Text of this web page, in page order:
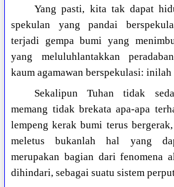
Yang pasti, kita tak dapat
spekulan yang pandai
terjadi gempa bumi yang
yang meluluhlantakkan
kaum agamawan berspekulasi: inilah
Sekalipun Tuhan tidak
memang tidak brekata apa-apa
lempeng kerak bumi terus
meletus bukanlah hal yang
merupakan bagian dari fenomena
dihindari, sebagai suatu sistem